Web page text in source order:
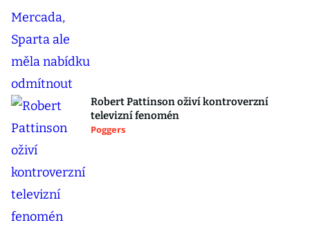
Robert Pattinson oživí kontroverzní
televizní fenomén
Poggers